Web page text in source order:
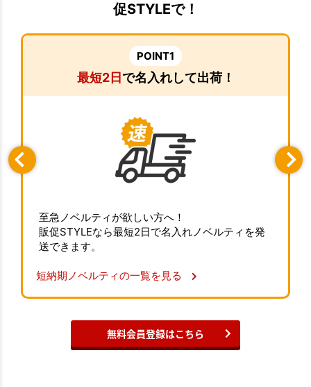
促STYLEで！
POINT1
最短2日で名入れして出荷！
至急ノベルティが欲しい方へ！
販促STYLEなら最短2日で名入れノベルティを発
送できます。
短納期ノベルティの一覧を見る
無料会員登録はこちら